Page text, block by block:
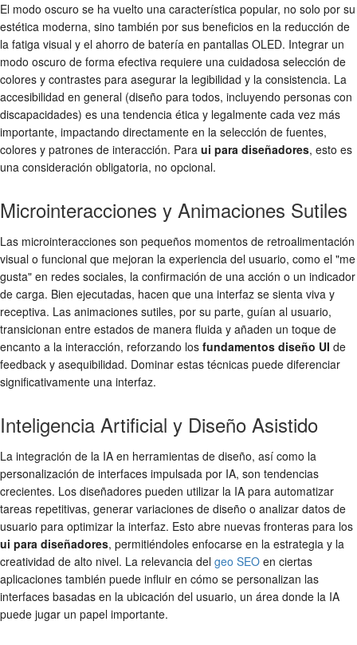
El modo oscuro se ha vuelto una característica popular, no solo por su
estética moderna, sino también por sus beneficios en la reducción de
la fatiga visual y el ahorro de batería en pantallas OLED. Integrar un
modo oscuro de forma efectiva requiere una cuidadosa selección de
colores y contrastes para asegurar la legibilidad y la consistencia. La
accesibilidad en general (diseño para todos, incluyendo personas con
discapacidades) es una tendencia ética y legalmente cada vez más
importante, impactando directamente en la selección de fuentes,
colores y patrones de interacción. Para ui para diseñadores, esto es
una consideración obligatoria, no opcional.
Microinteracciones y Animaciones Sutiles
Las microinteracciones son pequeños momentos de retroalimentación
visual o funcional que mejoran la experiencia del usuario, como el "me
gusta" en redes sociales, la confirmación de una acción o un indicador
de carga. Bien ejecutadas, hacen que una interfaz se sienta viva y
receptiva. Las animaciones sutiles, por su parte, guían al usuario,
transicionan entre estados de manera fluida y añaden un toque de
encanto a la interacción, reforzando los fundamentos diseño UI de
feedback y asequibilidad. Dominar estas técnicas puede diferenciar
significativamente una interfaz.
Inteligencia Artificial y Diseño Asistido
La integración de la IA en herramientas de diseño, así como la
personalización de interfaces impulsada por IA, son tendencias
crecientes. Los diseñadores pueden utilizar la IA para automatizar
tareas repetitivas, generar variaciones de diseño o analizar datos de
usuario para optimizar la interfaz. Esto abre nuevas fronteras para los
ui para diseñadores, permitiéndoles enfocarse en la estrategia y la
creatividad de alto nivel. La relevancia del geo SEO en ciertas
aplicaciones también puede influir en cómo se personalizan las
interfaces basadas en la ubicación del usuario, un área donde la IA
puede jugar un papel importante.